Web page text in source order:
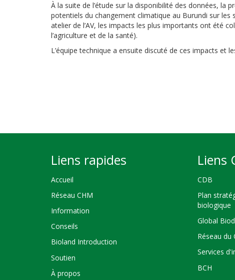
À la suite de l’étude sur la disponibilité des données, la
potentiels du changement climatique au Burundi sur les
atelier de l’AV, les impacts les plus importants ont été
l’agriculture et de la santé).
L’équipe technique a ensuite discuté de ces impacts et
Liens rapides
Accueil
Réseau CHM
Information
Conseils
Bioland Introduction
Soutien
À propos
Liens
CDB
Plan
biologique
Global
Réseau du
Services
BCH